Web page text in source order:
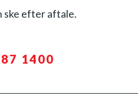
ske efter aftale.
1400